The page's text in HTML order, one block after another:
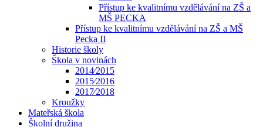
Přístup ke kvalitnímu vzdělávání na ZŠ a
MŠ PECKA
Přístup ke kvalitnímu vzdělávání na ZŠ a MŠ
Pecka II
Historie školy
Škola v novinách
2014⁄2015
2015⁄2016
2017⁄2018
Kroužky
Mateřská škola
Školní družina